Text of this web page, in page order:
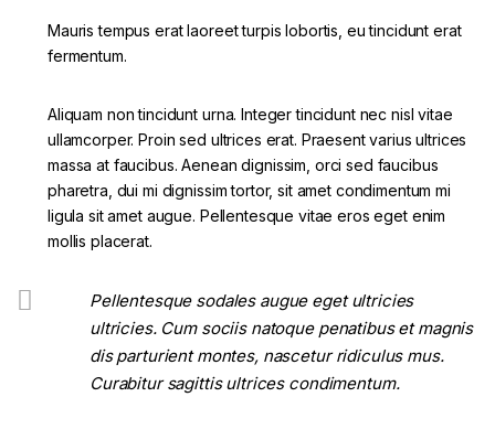
Mauris tempus erat laoreet turpis lobortis, eu tincidunt erat
fermentum.
Aliquam non tincidunt urna. Integer tincidunt nec nisl vitae
ullamcorper. Proin sed ultrices erat. Praesent varius ultrices
massa at faucibus. Aenean dignissim, orci sed faucibus
pharetra, dui mi dignissim tortor, sit amet condimentum mi
ligula sit amet augue. Pellentesque vitae eros eget enim
mollis placerat.
Pellentesque sodales augue eget ultricies
ultricies. Cum sociis natoque penatibus et magnis
dis parturient montes, nascetur ridiculus mus.
Curabitur sagittis ultrices condimentum.